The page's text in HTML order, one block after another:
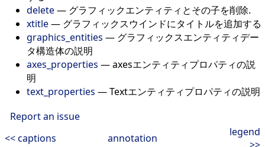
delete— グラフィックエンティティとその子を削除.
xtitle— グラフィックスウインドにタイトルを追加する
graphics_entities — グラフィックスエンティティデー
タ構造体の説明
axes_properties — axesエンティティプロパティの説
明
text_properties — Textエンティティプロパティの説明
Report an issue
<< captions
annotation
legend